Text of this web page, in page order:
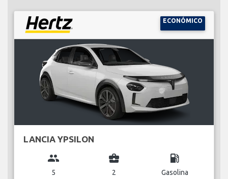
ECONÓMICO
LANCIA YPSILON
group
5
business_center
2
local_gas_station
Gasolina